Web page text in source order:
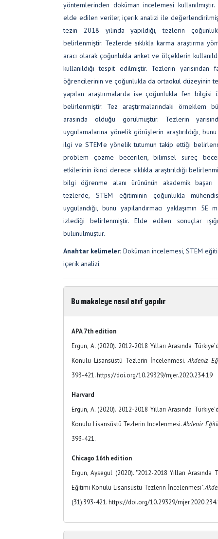
yöntemlerinden doküman incelemesi kullanılmıştır.
elde edilen veriler, içerik analizi ile
tezin 2018 yılında yapıldığı, tezlerin
belirlenmiştir. Tezlerde sıklıkla karma araştırma
aracı olarak çoğunlukla anket ve ölçeklerin
kullanıldığı tespit edilmiştir. Tezlerin
öğrencilerinin ve çoğunlukla da ortaokul düzeyinin
yapılan araştırmalarda ise çoğunlukla fen bilgisi
belirlenmiştir. Tez araştırmalarındaki örneklem
arasında olduğu görülmüştür. Tezlerin
uygulamalarına yönelik görüşlerin araştırıldığı,
ilgi ve STEM'e yönelik tutumun takip ettiği
problem çözme becerileri, bilimsel süreç
etkilerinin ikinci derece sıklıkla araştırıldığı
bilgi öğrenme alanı ürününün akademik
tezlerde, STEM eğitiminin çoğunlukla
uygulandığı, bunu yapılandırmacı yaklaşımın
izlediği belirlenmiştir. Elde edilen sonuçlar
bulunulmuştur.
Anahtar kelimeler: Doküman incelemesi, STEM
içerik analizi.
Bu makaleye nasıl atıf yapılır
APA 7th edition
Ergun, A. (2020). 2012-2018 Yılları Arasında
Konulu Lisansüstü Tezlerin İncelenmesi.Akdeniz
393-421. https://doi.org/10.29329/mjer.2020.234.19
Harvard
Ergun, A. (2020). 2012-2018 Yılları Arasında
Konulu Lisansüstü Tezlerin İncelenmesi.Akdeniz
393-421.
Chicago 16th edition
Ergun, Aysegul (2020). "2012-2018 Yılları Arasında
Eğitimi Konulu Lisansüstü Tezlerin İncelenmesi".
(31):393-421. https://doi.org/10.29329/